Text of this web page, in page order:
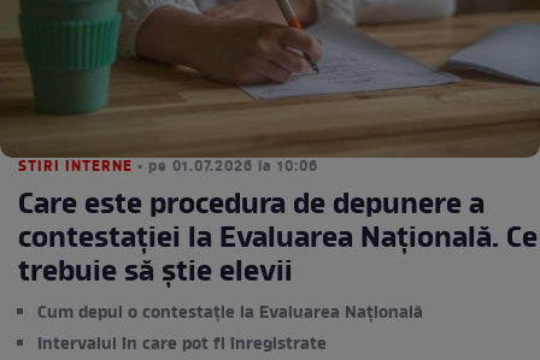
STIRI INTERNE • pe 01.07.2026 la 10:06
Care este procedura de depunere a
contestației la Evaluarea Națională. Ce
trebuie să știe elevii
Cum depui o contestație la Evaluarea Națională
Intervalul în care pot fi înregistrate